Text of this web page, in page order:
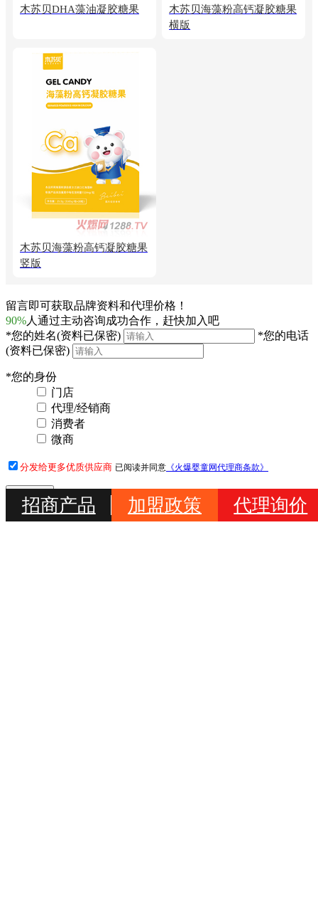
木苏贝DHA藻油凝胶糖果
木苏贝海藻粉高钙凝胶糖果
横版
木苏贝海藻粉高钙凝胶糖果
竖版
留言即可获取品牌资料和代理价格！
90%人通过主动咨询成功合作，赶快加入吧
*您的姓名(资料已保密) *您的电话
(资料已保密)
*您的身份
门店
代理/经销商
消费者
微商
分发给更多优质供应商 已阅读并同意 《火爆婴童网代理商条款》
留言后公司将第一时间主动与您联系
招商产品 加盟政策 代理询价